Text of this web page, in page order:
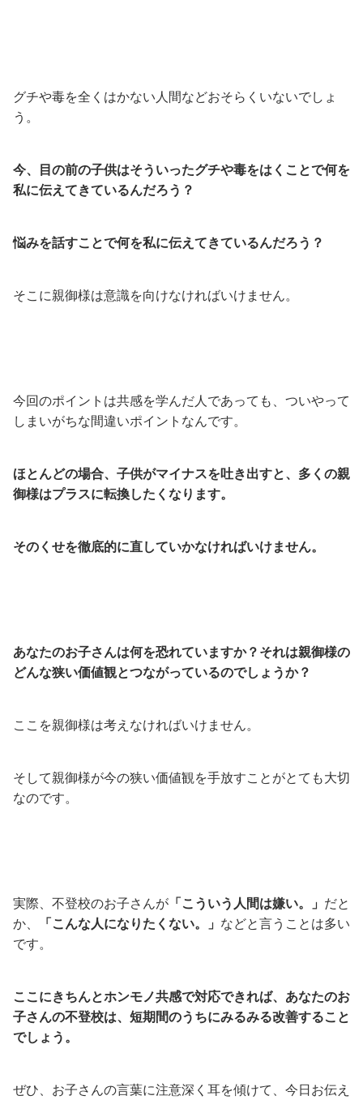
グチや毒を全くはかない人間などおそらくいないでしょ
う。
今、目の前の子供はそういったグチや毒をはくことで何を
私に伝えてきているんだろう？
悩みを話すことで何を私に伝えてきているんだろう？
そこに親御様は意識を向けなければいけません。
今回のポイントは共感を学んだ人であっても、ついやって
しまいがちな間違いポイントなんです。
ほとんどの場合、子供がマイナスを吐き出すと、多くの親
御様はプラスに転換したくなります。
そのくせを徹底的に直していかなければいけません。
あなたのお子さんは何を恐れていますか？ それは親御様の
どんな狭い価値観とつながっているのでしょうか？
ここを親御様は考えなければいけません。
そして親御様が今の狭い価値観を手放すことがとても大切
なのです。
実際、不登校のお子さんが 「こういう人間は嫌い。」 だと
か、
「こんな人になりたくない。」 などと言うことは多い
です。
ここにきちんとホンモノ共感で対応できれば、あなたのお
子さんの不登校は、短期間のうちにみるみる改善すること
でしょう。
ぜひ、お子さんの言葉に注意深く耳を傾けて、今日お伝え